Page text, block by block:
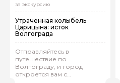
за экскурсию
Утраченная колыбель
Царицына: исток
Волгограда
Отправляйтесь в
путешествие по
Волгограду, и город
откроется вам с